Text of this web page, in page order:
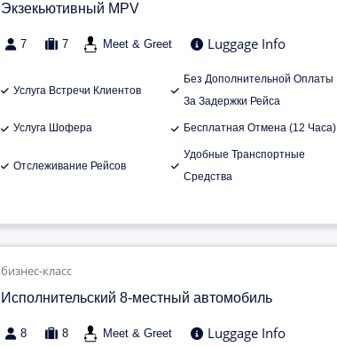
Экзекьютивный MPV
7 7 Meet & Greet Luggage Info
Услуга Встречи Клиентов
Без Дополнительной Оплаты
За Задержки Рейса
Услуга Шофера Бесплатная Отмена (12 Часа)
Отслеживание Рейсов
Удобные Транспортные
Средства
бизнес-класс
Исполнительский 8-местный автомобиль
8 8 Meet & Greet Luggage Info